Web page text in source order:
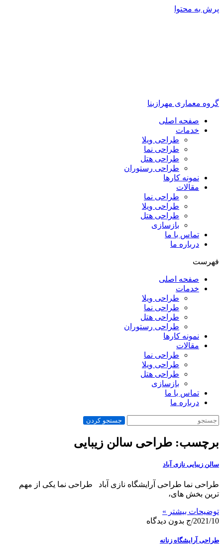
پرش به محتوا
گروه معماری مهرازبنا
صفحه اصلی
خدمات
طراحی ویلا
طراحی نما
طراحی هتل
طراحی رستوران
نمونه کارها
مقالات
طراحی نما
طراحی ویلا
طراحی هتل
بازسازی
تماس با ما
درباره ما
فهرست
صفحه اصلی
خدمات
طراحی ویلا
طراحی نما
طراحی هتل
طراحی رستوران
نمونه کارها
مقالات
طراحی نما
طراحی ویلا
طراحی هتل
بازسازی
تماس با ما
درباره ما
جستجو کردن
برچسب: طراحی سالن زیبایی
سالن زیبایی نازی آباد
طراحی نما طراحی آرایشگاه نازی آباد طراحی نما یکی از مهم
ترین بخش های،
توضیحات بیشتر »
2021/10/ج
بدون دیدگاه
طراحی آرایشگاه زنانه